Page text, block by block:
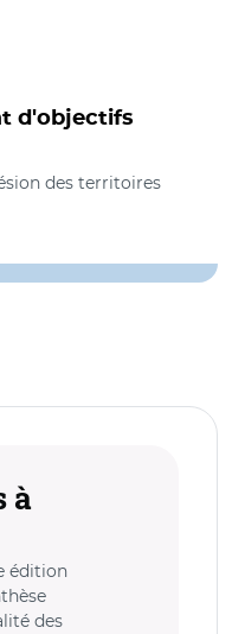
d'objectifs
des territoires
à
édition
des